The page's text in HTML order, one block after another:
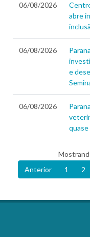
06/08/2026
abre
06/08/2026
e
06/08/2026
quase
Anterior
1 2